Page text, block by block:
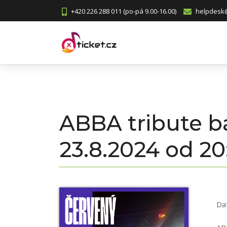
+420 226 288 011 (po-pá 9.00-16.00)
ABBA tribute
23.8.2024 od